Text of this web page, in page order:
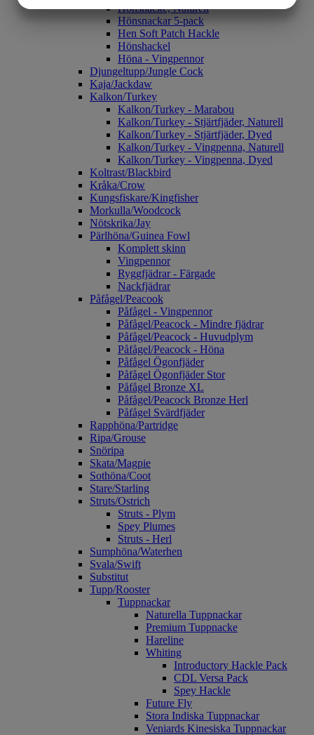
Hönsnacke, Naturell
Hönsnackar 5-pack
Hen Soft Patch Hackle
Hönshackel
Höna - Vingpennor
Djungeltupp/Jungle Cock
Kaja/Jackdaw
Kalkon/Turkey
Kalkon/Turkey - Marabou
Kalkon/Turkey - Stjärtfjäder, Naturell
Kalkon/Turkey - Stjärtfjäder, Dyed
Kalkon/Turkey - Vingpenna, Naturell
Kalkon/Turkey - Vingpenna, Dyed
Koltrast/Blackbird
Kråka/Crow
Kungsfiskare/Kingfisher
Morkulla/Woodcock
Nötskrika/Jay
Pärlhöna/Guinea Fowl
Komplett skinn
Vingpennor
Ryggfjädrar - Färgade
Nackfjädrar
Påfågel/Peacook
Påfågel - Vingpennor
Påfågel/Peacock - Mindre fjädrar
Påfågel/Peacock - Huvudplym
Påfågel/Peacock - Höna
Påfågel Ögonfjäder
Påfågel Ögonfjäder Stor
Påfågel Bronze XL
Påfågel/Peacock Bronze Herl
Påfågel Svärdfjäder
Rapphöna/Partridge
Ripa/Grouse
Snöripa
Skata/Magpie
Sothöna/Coot
Stare/Starling
Struts/Ostrich
Struts - Plym
Spey Plumes
Struts - Herl
Sumphöna/Waterhen
Svala/Swift
Substitut
Tupp/Rooster
Tuppnackar
Naturella Tuppnackar
Premium Tuppnacke
Hareline
Whiting
Introductory Hackle Pack
CDL Versa Pack
Spey Hackle
Future Fly
Stora Indiska Tuppnackar
Veniards Kinesiska Tuppnackar
MARKETING STATISTIK